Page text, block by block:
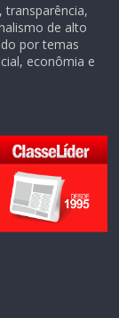
transparência,
de alto
por temas
econômia e